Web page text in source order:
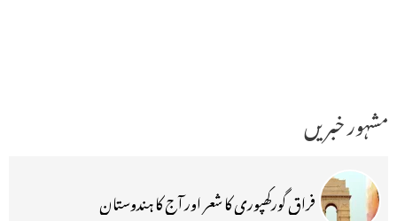
مشہور خبریں
فراق گورکھپوری کا شعر اور آج کا ہندوستان